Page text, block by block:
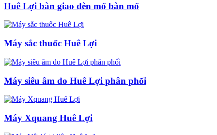
Huê Lợi bàn giao đèn mổ bàn mổ
Máy sắc thuốc Huê Lợi
Máy siêu âm do Huê Lợi phân phối
Máy Xquang Huê Lợi